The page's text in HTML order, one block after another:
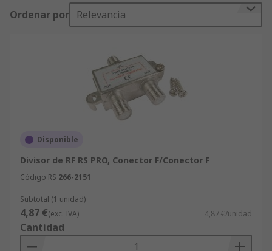
se puede emplear un divisor para vincularlos
cuando corresponda, como el funcionamiento de
coaxiales RF se usan normalmente para conectar
antenas de televisión digital, también se
emplean en aplicaciones de radio y prueba, como
transmisión y recepción de onda corta y equipos
Ordenar por Relevancia
Disponible
Divisor de RF RS PRO, Conector F/Conector F
Código RS 266-2151
Subtotal (1 unidad)
4,87 €(exc. IVA) 4,87 €/unidad
Cantidad